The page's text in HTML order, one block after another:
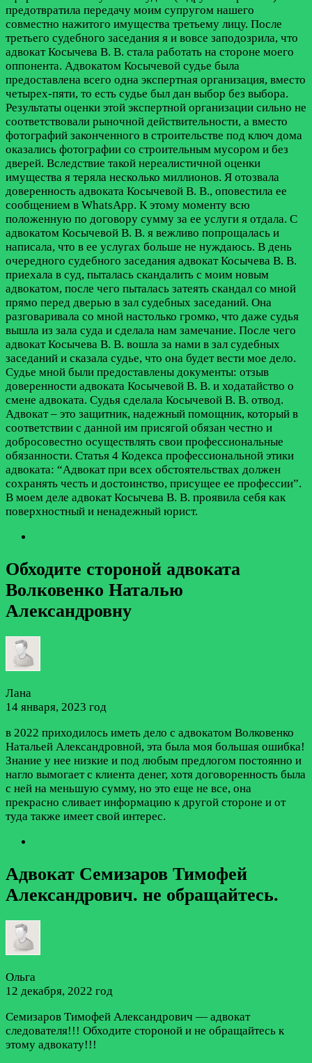
предотвратила передачу моим супругом нашего
совместно нажитого имущества третьему лицу. После
третьего судебного заседания я и вовсе заподозрила, что
адвокат Косычева В. В. стала работать на стороне моего
оппонента. Адвокатом Косычевой судье была
предоставлена всего одна экспертная организация, вместо
четырех-пяти, то есть судье был дан выбор без выбора.
Результаты оценки этой экспертной организации сильно не
соответствовали рыночной действительности, а вместо
фотографий законченного в строительстве под ключ дома
оказались фотографии со строительным мусором и без
дверей. Вследствие такой нереалистичной оценки
имущества я теряла несколько миллионов. Я отозвала
доверенность адвоката Косычевой В. В., оповестила ее
сообщением в WhatsApp. К этому моменту всю
положенную по договору сумму за ее услуги я отдала. С
адвокатом Косычевой В. В. я вежливо попрощалась и
написала, что в ее услугах больше не нуждаюсь. В день
очередного судебного заседания адвокат Косычева В. В.
приехала в суд, пыталась скандалить с моим новым
адвокатом, после чего пыталась затеять скандал со мной
прямо перед дверью в зал судебных заседаний. Она
разговаривала со мной настолько громко, что даже судья
вышла из зала суда и сделала нам замечание. После чего
адвокат Косычева В. В. вошла за нами в зал судебных
заседаний и сказала судье, что она будет вести мое дело.
Судье мной были предоставлены документы: отзыв
доверенности адвоката Косычевой В. В. и ходатайство о
смене адвоката. Судья сделала Косычевой В. В. отвод.
Адвокат – это защитник, надежный помощник, который в
соответствии с данной им присягой обязан честно и
добросовестно осуществлять свои профессиональные
обязанности. Статья 4 Кодекса профессиональной этики
адвоката: “Адвокат при всех обстоятельствах должен
сохранять честь и достоинство, присущее ее профессии”.
В моем деле адвокат Косычева В. В. проявила себя как
поверхностный и ненадежный юрист.
Обходите стороной адвоката
Волковенко Наталью
Александровну
Лана
14 января, 2023 год
в 2022 приходилось иметь дело с адвокатом Волковенко
Натальей Александровной, эта была моя большая ошибка!
Знание у нее низкие и под любым предлогом постоянно и
нагло вымогает с клиента денег, хотя договоренность была
с ней на меньшую сумму, но это еще не все, она
прекрасно сливает информацию к другой стороне и от
туда также имеет свой интерес.
Адвокат Семизаров Тимофей
Александрович. не обращайтесь.
Ольга
12 декабря, 2022 год
Семизаров Тимофей Александрович — адвокат
следователя!!! Обходите стороной и не обращайтесь к
этому адвокату!!!